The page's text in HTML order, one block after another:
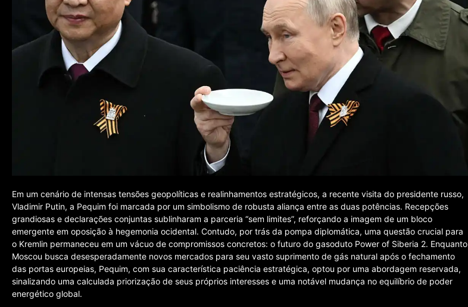
Em um cenário de intensas tensões geopolíticas e realinhamentos estratégicos, a recente visita do presidente russo,
Vladimir Putin, a Pequim foi marcada por um simbolismo de robusta aliança entre as duas potências. Recepções
grandiosas e declarações conjuntas sublinharam a parceria “sem limites”, reforçando a imagem de um bloco
emergente em oposição à hegemonia ocidental. Contudo, por trás da pompa diplomática, uma questão crucial para
o Kremlin permaneceu em um vácuo de compromissos concretos: o futuro do gasoduto Power of Siberia 2. Enquanto
Moscou busca desesperadamente novos mercados para seu vasto suprimento de gás natural após o fechamento
das portas europeias, Pequim, com sua característica paciência estratégica, optou por uma abordagem reservada,
sinalizando uma calculada priorização de seus próprios interesses e uma notável mudança no equilíbrio de poder
energético global.